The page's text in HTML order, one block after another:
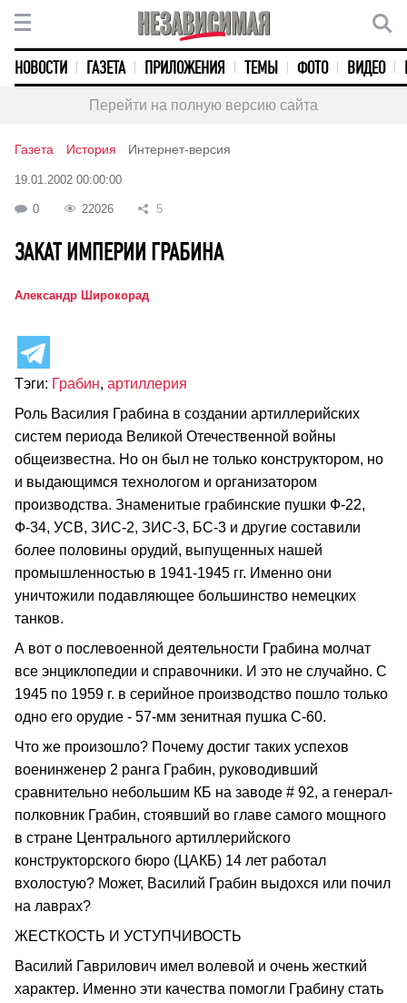
НОВОСТИ ГАЗЕТА ПРИЛОЖЕНИЯ ТЕМЫ ФОТО ВИДЕО
Перейти на полную версию сайта
Газета История Интернет-версия
19.01.2002 00:00:00
0 22026 5
ЗАКАТ ИМПЕРИИ ГРАБИНА
Александр Широкорад
Тэги: Грабин, артиллерия
Роль Василия Грабина в создании артиллерийских
систем периода Великой Отечественной войны
общеизвестна. Но он был не только конструктором, но
и выдающимся технологом и организатором
производства. Знаменитые грабинские пушки Ф-22,
Ф-34, УСВ, ЗИС-2, ЗИС-3, БС-3 и другие составили
более половины орудий, выпущенных нашей
промышленностью в 1941-1945 гг. Именно они
уничтожили подавляющее большинство немецких
танков.
А вот о послевоенной деятельности Грабина молчат
все энциклопедии и справочники. И это не случайно. С
1945 по 1959 г. в серийное производство пошло только
одно его орудие - 57-мм зенитная пушка С-60.
Что же произошло? Почему достиг таких успехов
военинженер 2 ранга Грабин, руководивший
сравнительно небольшим КБ на заводе # 92, а генерал-
полковник Грабин, стоявший во главе самого мощного
в стране Центрального артиллерийского
конструкторского бюро (ЦАКБ) 14 лет работал
вхолостую? Может, Василий Грабин выдохся или почил
на лаврах?
ЖЕСТКОСТЬ И УСТУПЧИВОСТЬ
Василий Гаврилович имел волевой и очень жесткий
характер. Именно эти качества помогли Грабину стать